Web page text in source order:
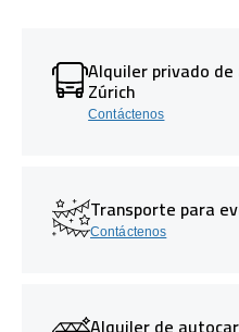
Alquiler privado
Zúrich
Contáctenos
Transporte para
Contáctenos